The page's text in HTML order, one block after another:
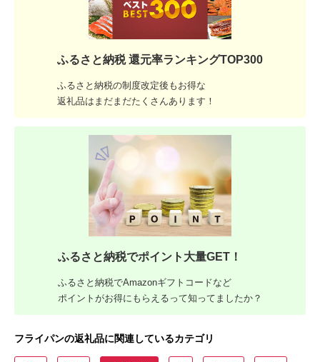
ふるさと納税 還元率ランキングTOP300
ふるさと納税の制度改定後もお得な
返礼品はまだまだたくさんあります！
ふるさと納税でポイント大量GET！
ふるさと納税でAmazonギフトコードなど
ポイントがお得にもらえるって知ってましたか？
フライパンの返礼品に関連しているカテゴリ